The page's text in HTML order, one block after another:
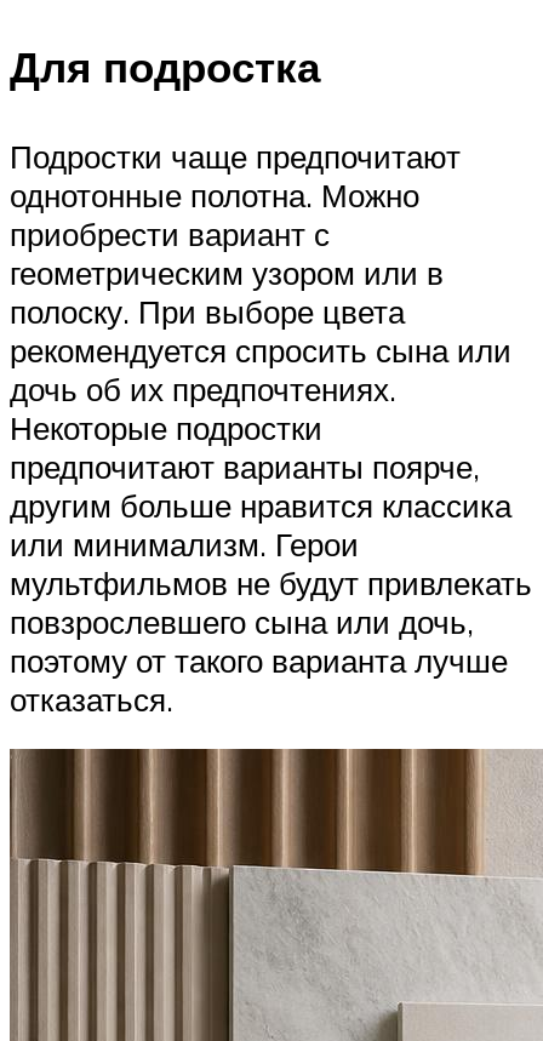
Для подростка
Подростки чаще предпочитают
однотонные полотна. Можно
приобрести вариант с
геометрическим узором или в
полоску. При выборе цвета
рекомендуется спросить сына или
дочь об их предпочтениях.
Некоторые подростки
предпочитают варианты поярче,
другим больше нравится классика
или минимализм. Герои
мультфильмов не будут привлекать
повзрослевшего сына или дочь,
поэтому от такого варианта лучше
отказаться.